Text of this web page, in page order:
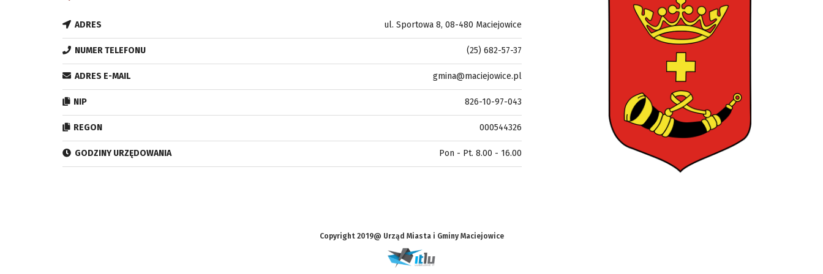
ADRES ul. Sportowa 8, 08-480 Maciejowice
NUMER TELEFONU (25) 682-57-37
ADRES E-MAIL gmina@maciejowice.pl
NIP 826-10-97-043
REGON 000544326
GODZINY URZĘDOWANIA Pon - Pt. 8.00 - 16.00
Copyright 2019@ Urząd Miasta i Gminy Maciejowice